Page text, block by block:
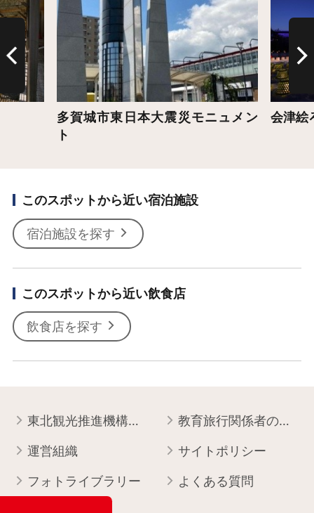
多賀城市東日本大震災モニュメン
ト
会津絵
このスポットから近い宿泊施設
宿泊施設を探す
このスポットから近い飲食店
飲食店を探す
東北観光推進機構について 教育旅行関係者の皆様へ
運営組織 サイトポリシー
フォトライブラリー よくある質問